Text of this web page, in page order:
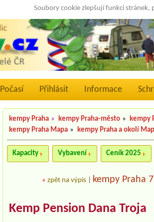
Soubory cookie zlepšují funkci
Počasí Přihlásit Informace
kempy Praha » kempy Praha-město » kempy
kempy Praha Mapa » kempy Praha a okolí
Kapacity Vybavení Ceník 2025
«zpět na výpis kempy Praha
Kemp Pension Dana Troja